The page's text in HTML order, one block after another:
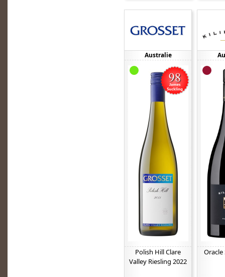
Australie
Polish Hill Clare
Valley Riesling 2022
Oracle